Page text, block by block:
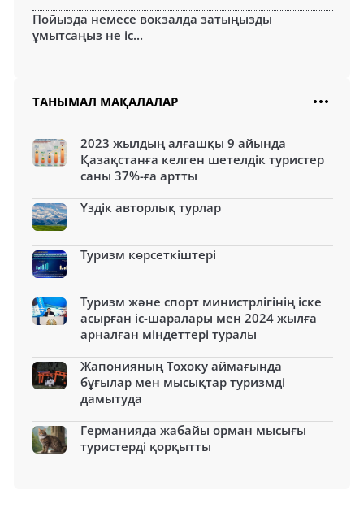
Пойызда немесе вокзалда затыңызды
ұмытсаңыз не іс...
ТАНЫМАЛ МАҚАЛАЛАР
2023 жылдың алғашқы 9 айында
Қазақстанға келген шетелдік туристер
саны 37%-ға артты
Үздік авторлық турлар
Туризм көрсеткіштері
Туризм және спорт министрлігінің іске
асырған іс-шаралары мен 2024 жылға
арналған міндеттері туралы
Жапонияның Тохоку аймағында
бұғылар мен мысықтар туризмді
дамытуда
Германияда жабайы орман мысығы
туристерді қорқытты